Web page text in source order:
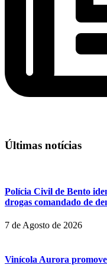
Últimas notícias
Polícia Civil de Bento
drogas comandado de
7 de Agosto de 2026
Vinícola Aurora promove